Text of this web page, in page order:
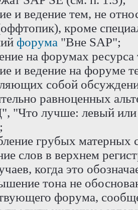
и ведение тем, не
кроме
форума "Вне SAP";
на форумах
и ведение на форуме
собой
равноценных
"Что лучше: левый или
грубых матерных
слов в верхнем
когда это
тона не
форума,